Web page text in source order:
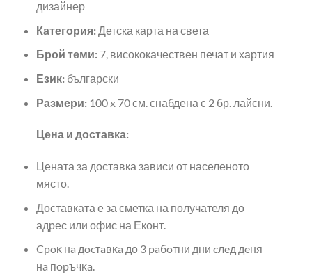
дизайнер
Категория:Детска карта на света
Брой теми:7, висококачествен печат и хартия
Език:български
Размери:100 x 70 см. снабдена с 2 бр. лайсни.
Цена и доставка:
Цената за доставка зависи от населеното
място.
Доставката е за сметка на получателя до
адрес или офис на Еконт.
Cpoĸ нa дocтaвĸa до 3 paбoтни дни cлeд дeня
нa пopъчĸa.